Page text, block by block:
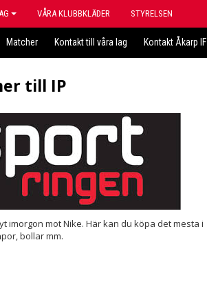
VÅRA KLUBBKLÄDER STYRELSEN
Matcher Kontakt till våra lag Kontakt Åkarp IF
till IP
imorgon mot Nike. Här kan du köpa det mesta i
bollar mm.